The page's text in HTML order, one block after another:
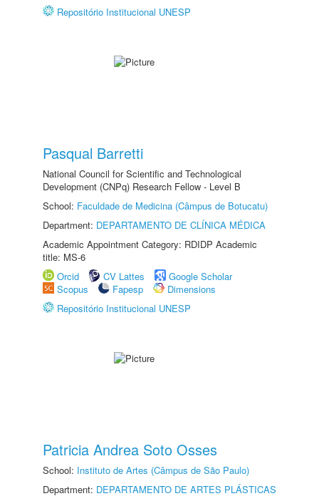
Repositório Institucional UNESP
Pasqual Barretti
National Council for Scientific and Technological
Development (CNPq) Research Fellow - Level B
School: Faculdade de Medicina (Câmpus de Botucatu)
Department: DEPARTAMENTO DE CLÍNICA MÉDICA
Academic Appointment Category: RDIDP Academic
title: MS-6
Orcid
CV Lattes
Google Scholar
Scopus
Fapesp
Dimensions
Repositório Institucional UNESP
Patricia Andrea Soto Osses
School: Instituto de Artes (Câmpus de São Paulo)
Department: DEPARTAMENTO DE ARTES PLÁSTICAS